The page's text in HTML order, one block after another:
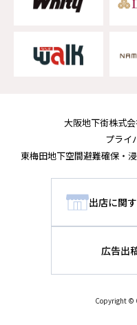
大阪地下街株式
プライ
東梅田地下空間避難確保・
出店に関
広告出
Copyright ©